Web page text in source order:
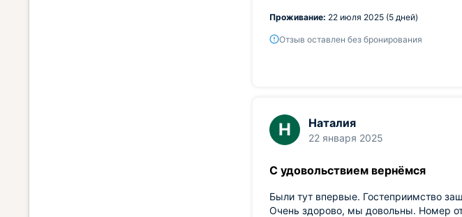
Проживание: 22 июля 2025 (5 дней)
Отзыв оставлен без бронирования
Н Наталия
22 января 2025
С удовольствием вернёмся
Были тут впервые. Гостеприимство
Очень здорово, мы довольны. Номер